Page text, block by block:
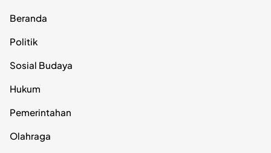
Beranda
Politik
Sosial Budaya
Hukum
Pemerintahan
Olahraga